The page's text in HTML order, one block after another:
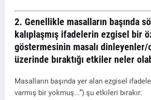
2. Genellikle masalların başında
kalıplaşmış ifadelerin ezgisel bir
göstermesinin masalı dinleyenler/
üzerinde bıraktığı etkiler neler
Masalların başında yer alan ezgisel
varmış bir yokmuş...”) şu etkileri bırakır: